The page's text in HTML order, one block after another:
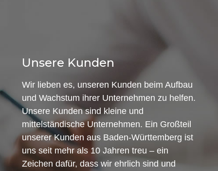
Unsere Kunden
Wir lieben es, unseren Kunden beim Aufbau
und Wachstum ihrer Unternehmen zu helfen.
Unsere Kunden sind kleine und
mittelständische Unternehmen. Ein Großteil
unserer Kunden aus Baden-Württemberg ist
uns seit mehr als 10 Jahren treu – ein
Zeichen dafür, dass wir ehrlich sind und